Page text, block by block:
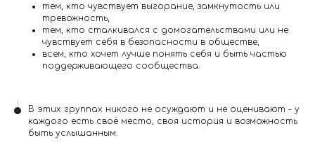
тем, кто чувствует выгорание, замкнутость или
тревожность,
тем, кто сталкивался с домогательствами или не
чувствует себя в безопасности в обществе,
всем, кто хочет лучше понять себя и быть частью
поддерживающего сообщества.
В этих группах никого не осуждают и не оценивают - у
каждого есть своё место, своя история и возможность
быть услышанным.